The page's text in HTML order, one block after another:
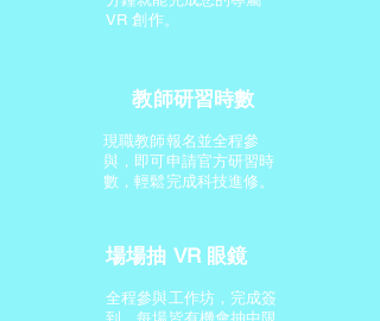
VR 創作。
教師研習時數
現職教師報名並全程參
與，即可申請官方研習時
數，輕鬆完成科技進修。
場場抽 VR 眼鏡
全程參與工作坊，完成簽